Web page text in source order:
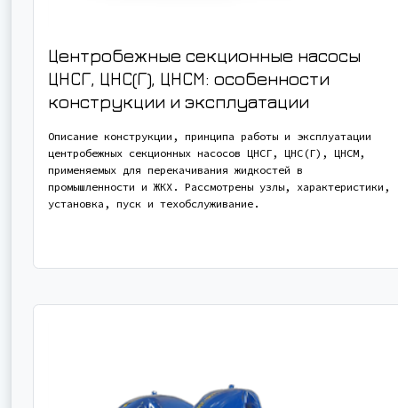
Центробежные секционные насосы
ЦНСГ, ЦНС(Г), ЦНСМ: особенности
конструкции и эксплуатации
Описание конструкции, принципа работы и эксплуатации
центробежных секционных насосов ЦНСГ, ЦНС(Г), ЦНСМ,
применяемых для перекачивания жидкостей в
промышленности и ЖКХ. Рассмотрены узлы, характеристики,
установка, пуск и техобслуживание.